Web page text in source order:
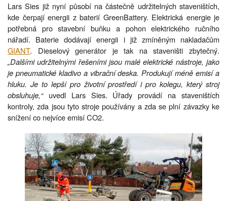
Lars Sies již nyní působí na částečně udržitelných staveništích,
kde čerpají energii z baterií GreenBattery. Elektrická energie je
potřebná pro stavební buňku a pohon elektrického ručního
nářadí. Baterie dodávají energii i již zmíněným nakladačům
GIANT. Dieselový generátor je tak na staveništi zbytečný.
„Dalšími udržitelnými řešeními jsou malé elektrické nástroje, jako
je pneumatické kladivo a vibrační deska. Produkují méně emisí a
hluku. Je to lepší pro životní prostředí i pro kolegu, který stroj
obsluhuje,“ uvedl Lars Sies. Úřady provádí na staveništích
kontroly, zda jsou tyto stroje používány a zda se plní závazky ke
snížení co nejvíce emisí CO2.